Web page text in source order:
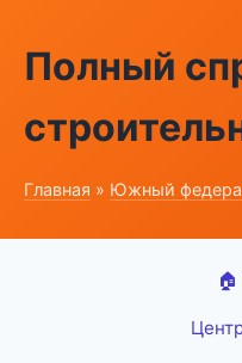
Полный
Главная » Южный